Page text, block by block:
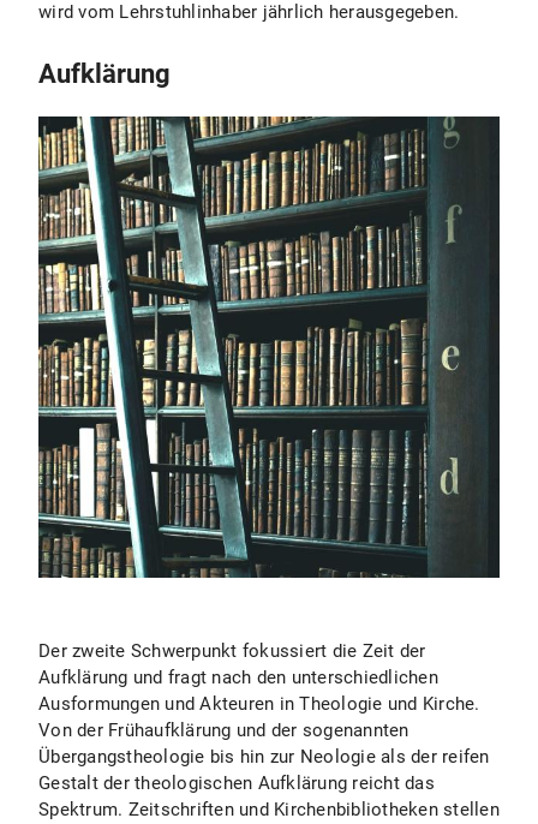
wird vom Lehrstuhlinhaber jährlich herausgegeben.
Aufklärung
Der zweite Schwerpunkt fokussiert die Zeit der
Aufklärung und fragt nach den unterschiedlichen
Ausformungen und Akteuren in Theologie und Kirche.
Von der Frühaufklärung und der sogenannten
Übergangstheologie bis hin zur Neologie als der reifen
Gestalt der theologischen Aufklärung reicht das
Spektrum. Zeitschriften und Kirchenbibliotheken stellen